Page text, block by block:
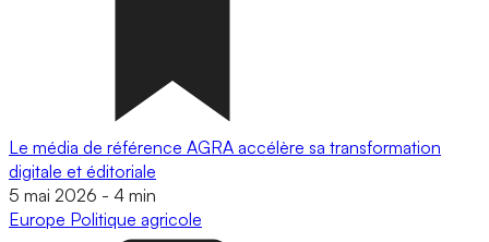
Le média de référence AGRA accélère sa transformation
digitale et éditoriale
5 mai 2026 - 4 min
Europe Politique agricole